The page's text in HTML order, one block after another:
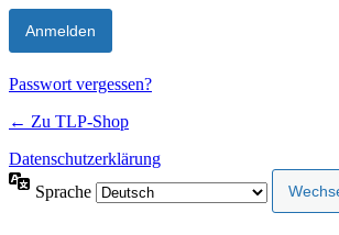
Passwort vergessen?
← Zu TLP-Shop
Datenschutzerklärung
Sprache